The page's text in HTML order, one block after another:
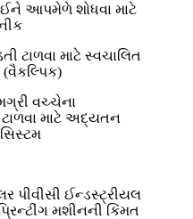
આપમેળે શોધવા માટે
ટાળવા માટે સ્વચાલિત
(વૈકલ્પિક)
વચ્ચેના
માટે અદ્યતન